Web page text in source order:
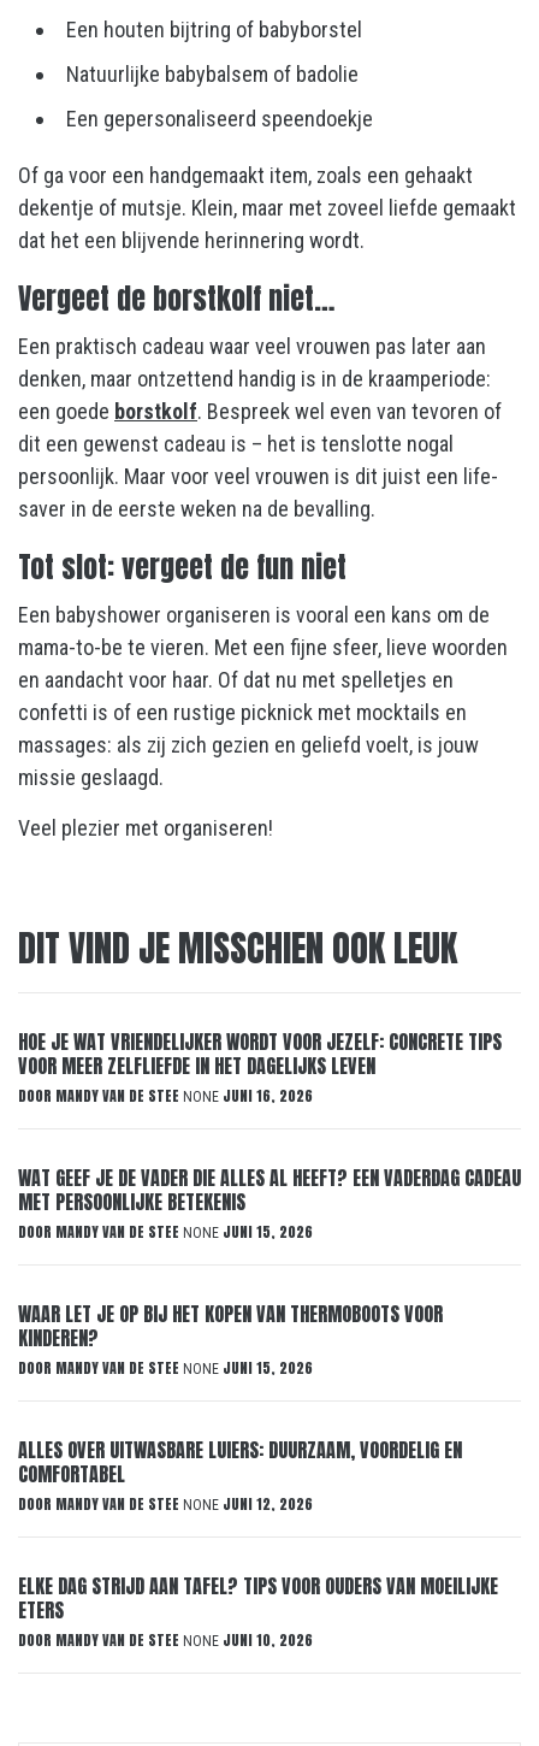
Een houten bijtring of babyborstel
Natuurlijke babybalsem of badolie
Een gepersonaliseerd speendoekje
Of ga voor een handgemaakt item, zoals een gehaakt
dekentje of mutsje. Klein, maar met zoveel liefde gemaakt
dat het een blijvende herinnering wordt.
Vergeet de borstkolf niet…
Een praktisch cadeau waar veel vrouwen pas later aan
denken, maar ontzettend handig is in de kraamperiode:
een goede borstkolf. Bespreek wel even van tevoren of
dit een gewenst cadeau is – het is tenslotte nogal
persoonlijk. Maar voor veel vrouwen is dit juist een life-
saver in de eerste weken na de bevalling.
Tot slot: vergeet de fun niet
Een babyshower organiseren is vooral een kans om de
mama-to-be te vieren. Met een fijne sfeer, lieve woorden
en aandacht voor haar. Of dat nu met spelletjes en
confetti is of een rustige picknick met mocktails en
massages: als zij zich gezien en geliefd voelt, is jouw
missie geslaagd.
Veel plezier met organiseren!
DIT VIND JE MISSCHIEN OOK LEUK
HOE JE WAT VRIENDELIJKER WORDT VOOR JEZELF: CONCRETE TIPS
VOOR MEER ZELFLIEFDE IN HET DAGELIJKS LEVEN
DOOR MANDY VAN DE STEE NONE JUNI 16, 2026
WAT GEEF JE DE VADER DIE ALLES AL HEEFT? EEN VADERDAG CADEAU
MET PERSOONLIJKE BETEKENIS
DOOR MANDY VAN DE STEE NONE JUNI 15, 2026
WAAR LET JE OP BIJ HET KOPEN VAN THERMOBOOTS VOOR
KINDEREN?
DOOR MANDY VAN DE STEE NONE JUNI 15, 2026
ALLES OVER UITWASBARE LUIERS: DUURZAAM, VOORDELIG EN
COMFORTABEL
DOOR MANDY VAN DE STEE NONE JUNI 12, 2026
ELKE DAG STRIJD AAN TAFEL? TIPS VOOR OUDERS VAN MOEILIJKE
ETERS
DOOR MANDY VAN DE STEE NONE JUNI 10, 2026